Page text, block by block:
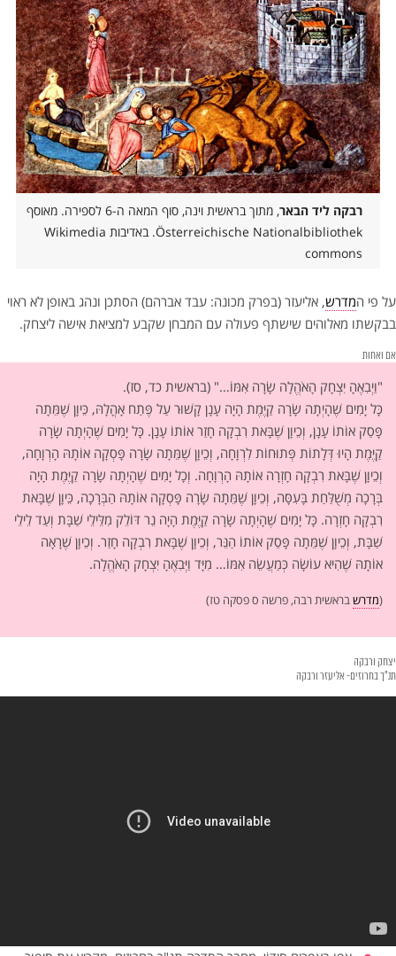
רבקה ליד הבאר
, מתוך בראשית וינה, סוף המאה ה-6 לספירה. מאוסף
Österreichische Nationalbibliothek. באדיבות Wikimedia
commons
על פי המדרש, אליעזר (בפרק מכונה: עבד אברהם) הסתכן ונהג באופן לא ראוי
בבקשתו מאלוהים שישתף פעולה עם המבחן שקבע למציאת אישה ליצחק.
אם ואחות
"וַיְבִאֶהָ יִצְחָק הָאֹהֱלָה שָׂרָה אִמּוֹ…" (בראשית כד, סז).
כָּל יָמִים שֶׁהָיְתָה שָׂרָה קַיֶּמֶת הָיָה עָנָן קָשׁוּר עַל פֶּתַח אָהֳלָהּ, כֵּיוָן שֶׁמֵּתָה
פָּסַק אוֹתוֹ עָנָן, וְכֵיוָן שֶׁבָּאת רִבְקָה חָזַר אוֹתוֹ עָנָן. כָּל יָמִים שֶׁהָיְתָה שָׂרָה
קַיֶּמֶת הָיוּ דְּלָתוֹת פְּתוּחוֹת לִרְוָחָה, וְכֵיוָן שֶׁמֵּתָה שָׂרָה פָּסְקָה אוֹתָהּ הָרְוָחָה,
וְכֵיוָן שֶׁבָּאת רִבְקָה חָזְרָה אוֹתָהּ הָרְוָחָה. וְכָל יָמִים שֶׁהָיְתָה שָׂרָה קַיֶּמֶת הָיָה
בְּרָכָה מְשֻׁלַּחַת בָּעִסָּה, וְכֵיוָן שֶׁמֵּתָה שָׂרָה פָּסְקָה אוֹתָהּ הַבְּרָכָה, כֵּיוָן שֶׁבָּאת
רִבְקָה חָזְרָה. כָּל יָמִים שֶׁהָיְתָה שָׂרָה קַיֶּמֶת הָיָה נֵר דּוֹלֵק מִלֵּילֵי שַׁבָּת וְעַד לֵילֵי
שַׁבָּת, וְכֵיוָן שֶׁמֵּתָה פָּסַק אוֹתוֹ הַנֵּר, וְכֵיוָן שֶׁבָּאת רִבְקָה חָזַר. וְכֵיוָן שֶׁרָאָה
אוֹתָהּ שֶׁהִיא עוֹשָׂה כְּמַעֲשֵׂה אִמּוֹ… מִיָּד וַיְּבִאֶהָ יִצְחָק הָאֹהֱלָה.
(מדרשבראשית רבה, פרשה ס פסקה טז)
יצחק ורבקה
תנ"ך בחרוזים- אליעזר ורבקה